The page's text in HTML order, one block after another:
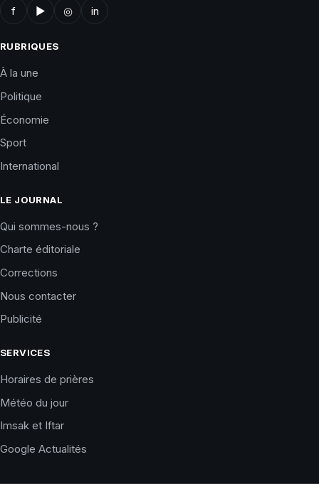
f ▶ ◎ in
RUBRIQUES
À la une
Politique
Économie
Sport
International
LE JOURNAL
Qui sommes-nous ?
Charte éditoriale
Corrections
Nous contacter
Publicité
SERVICES
Horaires de prières
Météo du jour
Imsak et Iftar
Google Actualités